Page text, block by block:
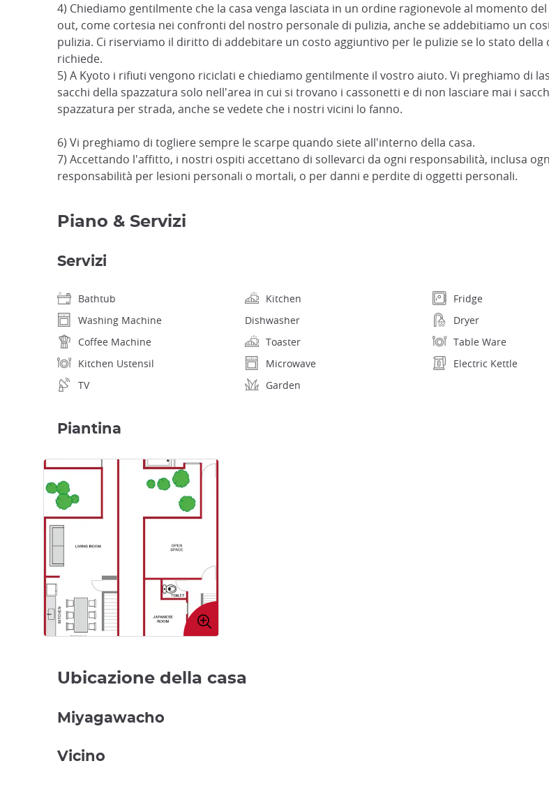
4) Chiediamo gentilmente che la casa venga lasciata in un ordine ragionevole al momento del
out, come cortesia nei confronti del nostro personale di pulizia, anche se addebitiamo un
pulizia. Ci riserviamo il diritto di addebitare un costo aggiuntivo per le pulizie se lo stato della
richiede.
5) A Kyoto i rifiuti vengono riciclati e chiediamo gentilmente il vostro aiuto. Vi preghiamo di
sacchi della spazzatura solo nell'area in cui si trovano i cassonetti e di non lasciare mai i
spazzatura per strada, anche se vedete che i nostri vicini lo fanno.
6) Vi preghiamo di togliere sempre le scarpe quando siete all'interno della casa.
7) Accettando l'affitto, i nostri ospiti accettano di sollevarci da ogni responsabilità, inclusa
responsabilità per lesioni personali o mortali, o per danni e perdite di oggetti personali.
Piano & Servizi
Servizi
Bathtub Kitchen
Fridge
Washing Machine
Dishwasher
Dryer
Coffee Machine
Toaster
Table Ware
Kitchen Ustensil
Microwave
Electric Kettle
TV
Garden
Piantina
Ingrandire
immagine
Ubicazione della casa
Miyagawacho
Vicino